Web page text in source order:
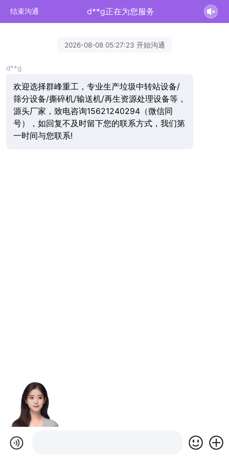
结束沟通 d**g正在为您服务
2026-08-08 05:27:23 开始沟通
d**g
欢迎选择群峰重工，专业生产垃圾中转站设备/
筛分设备/撕碎机/输送机/再生资源处理设备等，
源头厂家，致电咨询15621240294（微信同
号），如回复不及时留下您的联系方式，我们第
一时间与您联系!